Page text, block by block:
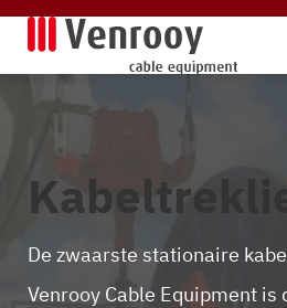
Diensten
Branches
Over ons
Blog
De zwaarste stationaire
Venrooy Cable Equipment is